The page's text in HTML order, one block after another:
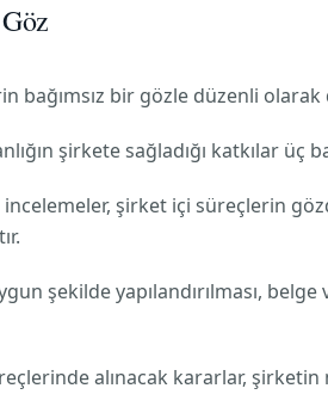
bağımsız bir gözle düzenli
şirkete sağladığı katkılar üç
incelemeler, şirket içi süreçlerin
şekilde yapılandırılması,
alınacak kararlar,